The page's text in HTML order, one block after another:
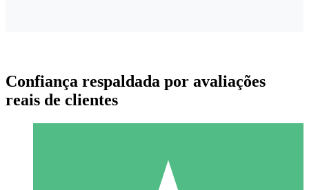
Confiança respaldada por avaliações
reais de clientes